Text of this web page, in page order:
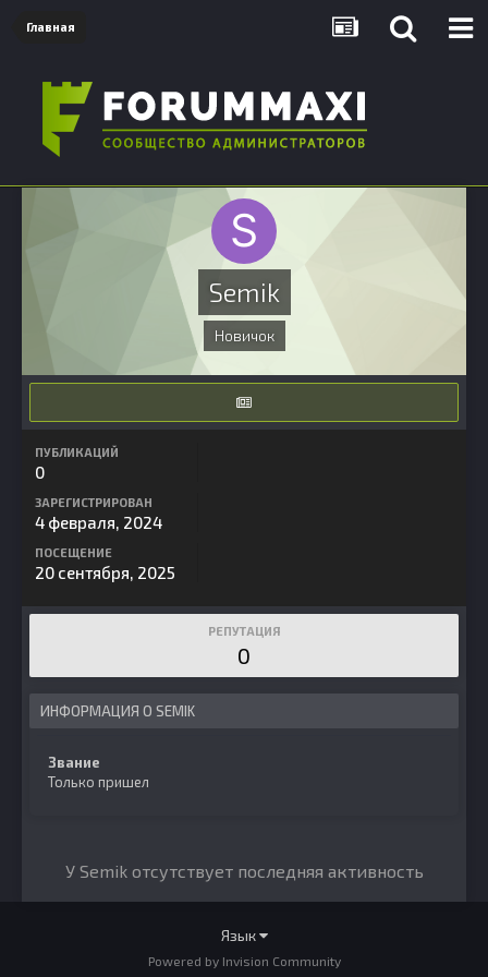
Главная
Semik
Новичок
ПУБЛИКАЦИЙ
0
ЗАРЕГИСТРИРОВАН
4 февраля, 2024
ПОСЕЩЕНИЕ
20 сентября, 2025
РЕПУТАЦИЯ
0
ИНФОРМАЦИЯ О SEMIK
Звание
Только пришел
У Semik отсутствует последняя активность
Язык
Powered by Invision Community